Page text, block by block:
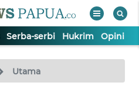
Serba-serbi Hukrim Opini
Utama